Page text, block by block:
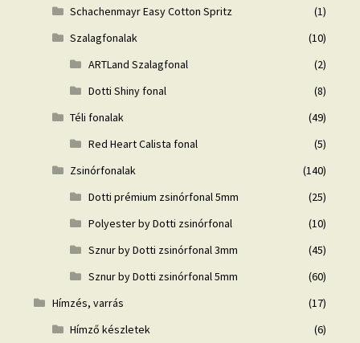
Schachenmayr Easy Cotton Spritz
(1)
Szalagfonalak
(10)
ARTLand Szalagfonal
(2)
Dotti Shiny fonal
(8)
Téli fonalak
(49)
Red Heart Calista fonal
(5)
Zsinórfonalak
(140)
Dotti prémium zsinórfonal 5mm
(25)
Polyester by Dotti zsinórfonal
(10)
Sznur by Dotti zsinórfonal 3mm
(45)
Sznur by Dotti zsinórfonal 5mm
(60)
Hímzés, varrás
(17)
Hímző készletek
(6)